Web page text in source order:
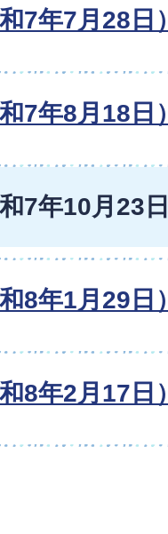
7年7月28日
7年8月18日
7年10月23
8年1月29日
8年2月17日